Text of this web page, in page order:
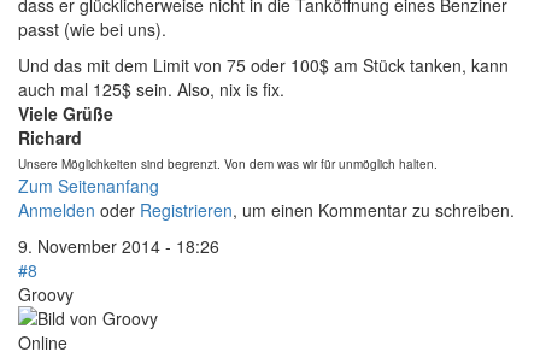
dass er glücklicherweise nicht in die Tanköffnung eines Benziner
passt (wie bei uns).
Und das mit dem Limit von 75 oder 100$ am Stück tanken, kann
auch mal 125$ sein. Also, nix is fix.
Viele Grüße
Richard
Unsere Möglichkeiten sind begrenzt. Von dem was wir für unmöglich halten.
Zum Seitenanfang
Anmelden oder Registrieren, um einen Kommentar zu schreiben.
9. November 2014 - 18:26
#8
Groovy
Online